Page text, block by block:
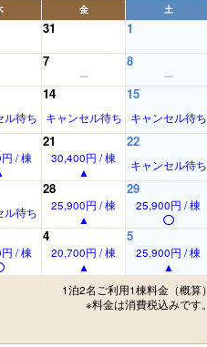
金 土
31
1
7
8
ル待ち
14
キャンセル待ち
15
キャンセル待ち
/ 棟
21
30,400円 / 棟
22
キャンセル待ち
ル待ち
28
25,900円 / 棟
29
25,900円 / 棟
/ 棟
4
20,700円 / 棟
5
25,900円 / 棟
1泊2名ご利用1棟料金（概算）
※料金は消費税込みです。